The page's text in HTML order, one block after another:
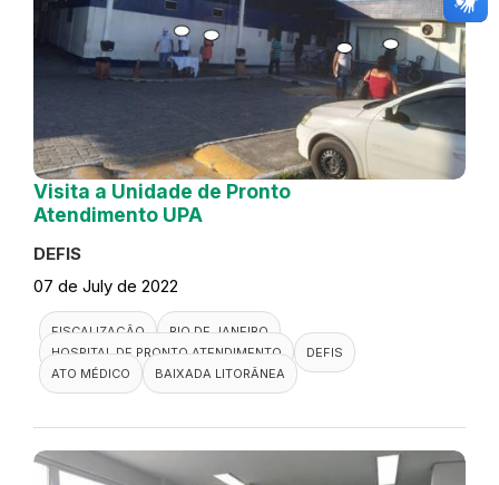
Visita a Unidade de Pronto
Atendimento UPA
DEFIS
07 de July de 2022
FISCALIZAÇÃO
RIO DE JANEIRO
HOSPITAL DE PRONTO ATENDIMENTO
DEFIS
ATO MÉDICO
BAIXADA LITORÂNEA